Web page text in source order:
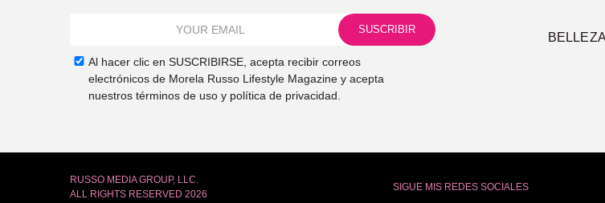
Al hacer clic en SUSCRIBIRSE, acepta recibir correos
electrónicos de Morela Russo Lifestyle Magazine y acepta
nuestros términos de uso y política de privacidad.
BELLEZA
RUSSO MEDIA GROUP, LLC.
ALL RIGHTS RESERVED 2026
SIGUE MIS REDES SOCIALES